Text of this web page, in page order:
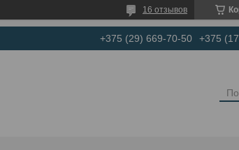
16 отзывов
+375 (29) 669-70-50 +375